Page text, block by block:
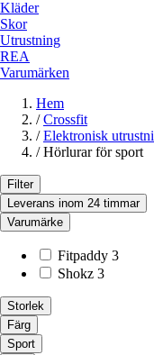
Kläder
Skor
Utrustning
REA
Varumärken
Hem
/ Crossfit
/ Elektronisk
/ Hörlurar för sport
Filter
Leverans inom 24 timmar
Varumärke
Fitpaddy 3
Shokz 3
Storlek
Färg
Sport